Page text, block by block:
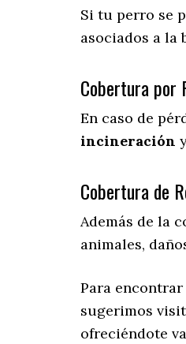
Si tu perro se
asociados a la
Cobertura por
En caso de
incineración
Cobertura de
Además de la
animales,
Para encontrar
sugerimos
ofreciéndote